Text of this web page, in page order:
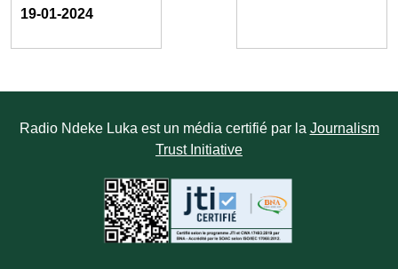
19-01-2024
Radio Ndeke Luka est un média certifié par la Journalism
Trust Initiative